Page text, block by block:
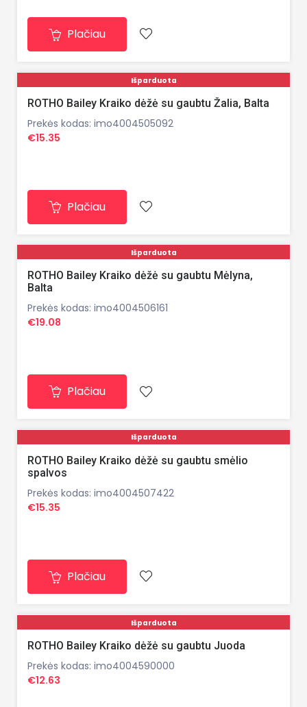
Plačiau
Išparduota
ROTHO Bailey Kraiko dėžė su gaubtu Žalia, Balta
Prekės kodas: imo4004505092
€15.35
Plačiau
Išparduota
ROTHO Bailey Kraiko dėžė su gaubtu Mėlyna,
Balta
Prekės kodas: imo4004506161
€19.08
Plačiau
Išparduota
ROTHO Bailey Kraiko dėžė su gaubtu smėlio
spalvos
Prekės kodas: imo4004507422
€15.35
Plačiau
Išparduota
ROTHO Bailey Kraiko dėžė su gaubtu Juoda
Prekės kodas: imo4004590000
€12.63